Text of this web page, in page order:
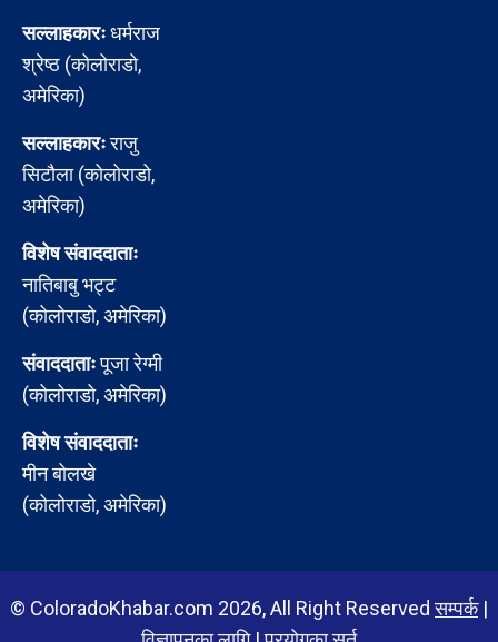
सल्लाहकारःधर्मराज
श्रेष्ठ (कोलोराडो,
अमेरिका)
सल्लाहकारःराजु
सिटौला (कोलोराडो,
अमेरिका)
विशेष संवाददाताः
नातिबाबु भट्ट
(कोलोराडो, अमेरिका)
संवाददाताःपूजा रेग्मी
(कोलोराडो, अमेरिका)
विशेष संवाददाताः
मीन बोलखे
(कोलोराडो, अमेरिका)
© ColoradoKhabar.com 2026, All Right Reservedसम्पर्क|